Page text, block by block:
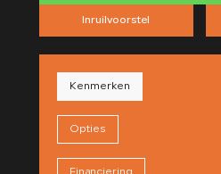
Inruilvoorstel
Kenmerken
Opties